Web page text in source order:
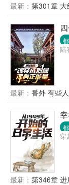
最新： 第301章 大
陆
最新： 番外 有些
穿
最新： 第346章 进